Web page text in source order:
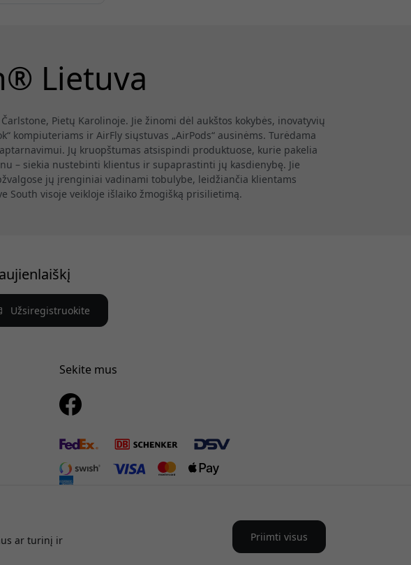
Lietuva
Pietų Karolinoje. Jie žinomi dėl aukštos kokybės, inovatyvių
kompiuteriams ir AirFly siųstuvas „AirPods“ ausinėms. Turėdama
Jų kruopštumas atsispindi produktuose, kurie pakelia
– siekia nustebinti klientus ir supaprastinti jų kasdienybę. Jie
jų įrenginiai vadinami tobulybe, leidžiančia klientams
South visoje veikloje išlaiko žmogišką prisilietimą.
Užsiregistruokite
Sekite mus
South® platintojas Lietuva
ar turinį ir
Priimti visus